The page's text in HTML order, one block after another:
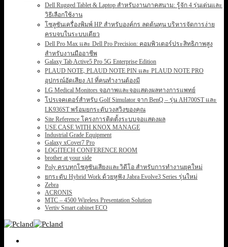
Dell Rugged Tablet & Laptop สำหรับงานภาคสนาม: รู้จัก 4 รุ่นเด่นและ
วิธีเลือกใช้งาน
โซลูชันเครื่องพิมพ์ HP สำหรับองค์กร ลดต้นทุน บริหารจัดการง่าย
ครบจบในระบบเดียว
Dell Pro Max และ Dell Pro Precision: คอมพิวเตอร์ประสิทธิภาพสูง
สำหรับงานมืออาชีพ
Galaxy Tab Active5 Pro 5G Enterprise Edition
PLAUD NOTE, PLAUD NOTE PIN และ PLAUD NOTE PRO
อุปกรณ์อัดเสียง AI ที่คนทำงานต้องมี
LG Medical Monitors จอภาพและจอแสดงผลทางการแพทย์
โปรเจคเตอร์สำหรับ Golf Simulator จาก BenQ – รุ่น AH700ST และ
LK936ST พร้อมยกระดับวงสวิงของคุณ
Site Reference โครงการติดตั้งระบบจอแสดงผล
USE CASE WITH KNOX MANAGE
Industrial Grade Equipment
Galaxy xCover7 Pro
LOGITECH CONFERENCE ROOM
brother at your side
Poly ครบทุกโซลูชันเสียงและวิดีโอ สำหรับการทำงานยุคใหม่
ยกระดับ Hybrid Work ด้วยหูฟัง Jabra Evolve3 Series รุ่นใหม่
Zebra
ACRONIS
MTC – 4500 Wireless Presentation Solution
Vertiv Smart cabinet ECO